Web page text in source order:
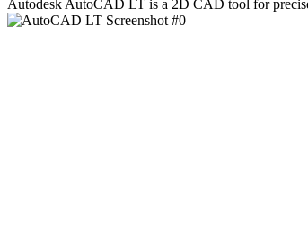
Autodesk AutoCAD LT is a 2D CAD tool for